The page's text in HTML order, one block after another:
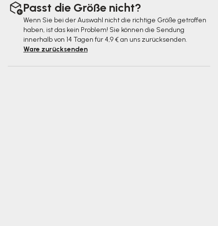
Passt die Größe nicht?
Wenn Sie bei der Auswahl nicht die richtige Größe getroffen
haben, ist das kein Problem! Sie können die Sendung
innerhalb von 14 Tagen für 4,9 € an uns zurücksenden.
Ware zurücksenden